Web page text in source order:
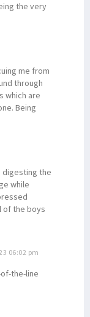
the very
me from
through
which are
Being
the
while
of the boys
06:02 pm
the-line